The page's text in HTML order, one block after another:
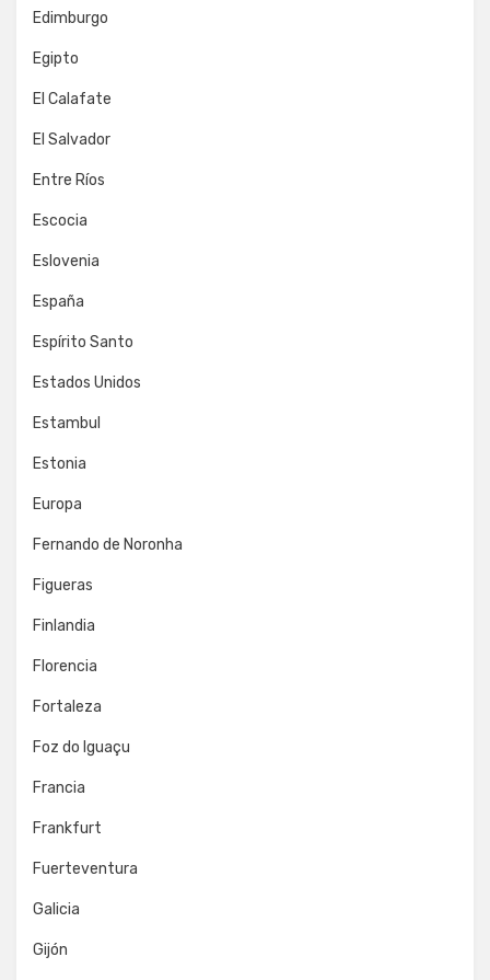
Edimburgo
Egipto
El Calafate
El Salvador
Entre Ríos
Escocia
Eslovenia
España
Espírito Santo
Estados Unidos
Estambul
Estonia
Europa
Fernando de Noronha
Figueras
Finlandia
Florencia
Fortaleza
Foz do Iguaçu
Francia
Frankfurt
Fuerteventura
Galicia
Gijón